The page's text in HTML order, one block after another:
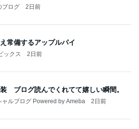
ブログ 2日前
常備するアップルパイ
ックス 2日前
ブログ読んでくれてて嬉しい瞬間。
ャルブログ Powered by Ameba 2日前